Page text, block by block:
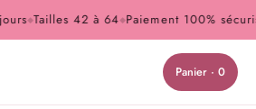
◆Tailles 42 à 64◆Paiement 100%
Panier · 0